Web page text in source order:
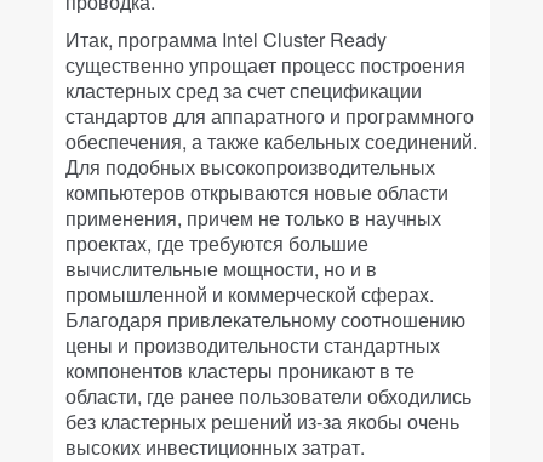
Итак, программа Intel Cluster Ready
существенно упрощает процесс построения
кластерных сред за счет спецификации
стандартов для аппаратного и программного
обеспечения, а также кабельных соединений.
Для подобных высокопроизводительных
компьютеров открываются новые области
применения, причем не только в научных
проектах, где требуются большие
вычислительные мощности, но и в
промышленной и коммерческой сферах.
Благодаря привлекательному соотношению
цены и производительности стандартных
компонентов кластеры проникают в те
области, где ранее пользователи обходились
без кластерных решений из-за якобы очень
высоких инвестиционных затрат.